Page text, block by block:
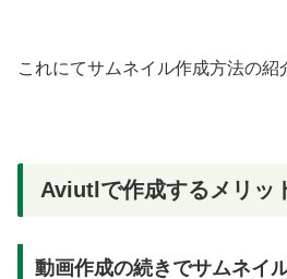
これにてサムネイル作成方法の紹
Aviutlで作成するメリッ
動画作成の続きでサムネイ